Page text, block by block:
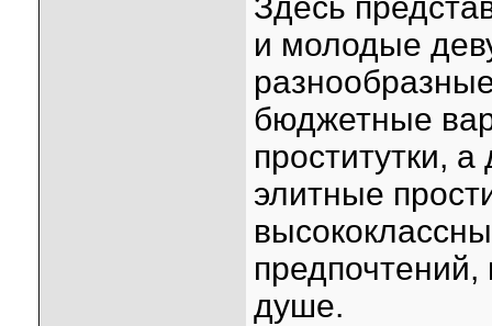
Здесь
и молодые
бюджетные
проститутки,
элитные
душе.